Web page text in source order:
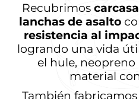
Recubrimos
lanchas de asalto
resistencia al
logrando una vida
el hule,
material
También fabricamos